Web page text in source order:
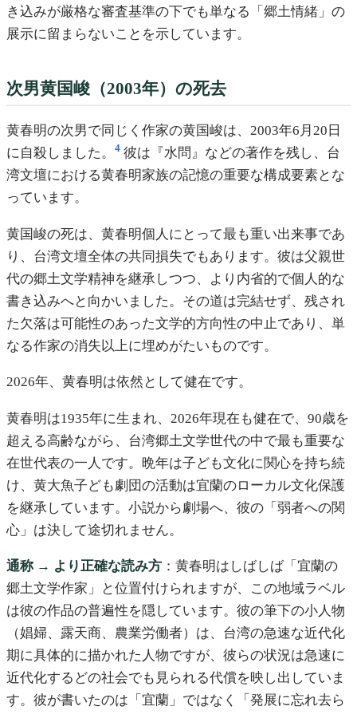
き込みが厳格な審査基準の下でも単なる「郷土情緒」の
展示に留まらないことを示しています。
次男黄国峻（2003年）の死去
黄春明の次男で同じく作家の黄国峻は、2003年6月20日
に自殺しました。
4 彼は『水問』などの著作を残し、台
湾文壇における黄春明家族の記憶の重要な構成要素とな
っています。
黄国峻の死は、黄春明個人にとって最も重い出来事であ
り、台湾文壇全体の共同損失でもあります。彼は父親世
代の郷土文学精神を継承しつつ、より内省的で個人的な
書き込みへと向かいました。その道は完結せず、残され
た欠落は可能性のあった文学的方向性の中止であり、単
なる作家の消失以上に埋めがたいものです。
2026年、黄春明は依然として健在です。
黄春明は1935年に生まれ、2026年現在も健在で、90歳を
超える高齢ながら、台湾郷土文学世代の中で最も重要な
在世代表の一人です。晩年は子ども文化に関心を持ち続
け、黄大魚子ども劇団の活動は宜蘭のローカル文化保護
を継承しています。小説から劇場へ、彼の「弱者への関
心」は決して途切れません。
通称 → より正確な読み方 ：黄春明はしばしば「宜蘭の
郷土文学作家」と位置付けられますが、この地域ラベル
は彼の作品の普遍性を隠しています。彼の筆下の小人物
（娼婦、露天商、農業労働者）は、台湾の急速な近代化
期に具体的に描かれた人物ですが、彼らの状況は急速に
近代化するどの社会でも見られる代償を映し出していま
す。彼が書いたのは「宜蘭」ではなく「発展に忘れ去ら